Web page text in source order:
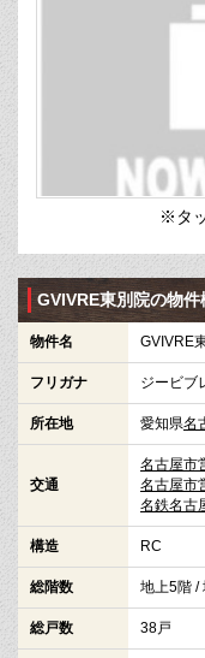
※タ
GVIVRE東別院の物件
物件名 GVIVRE
フリガナ ジービブ
所在地 愛知県名
交通
名古屋市
名古屋市
名鉄名古
構造 RC
総階数 地上5階 /
総戸数 38戸